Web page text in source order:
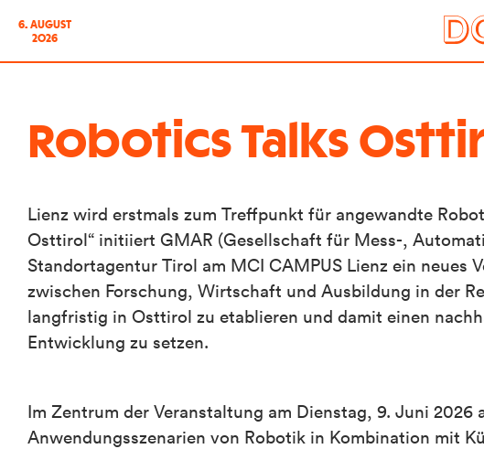
6. AUGUST
2026
Robotics Talks
Lienz wird erstmals zum Treffpunkt für angewandte
Osttirol“ initiiert GMAR (Gesellschaft für Mess-,
Standortagentur Tirol am MCI CAMPUS Lienz ein neues
zwischen Forschung, Wirtschaft und Ausbildung in der
langfristig in Osttirol zu etablieren und damit einen
Entwicklung zu setzen.
Im Zentrum der Veranstaltung am Dienstag, 9. Juni
Anwendungsszenarien von Robotik in Kombination mit